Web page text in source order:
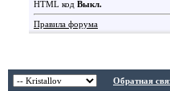
HTML код Выкл.
Правила форума
Обратная